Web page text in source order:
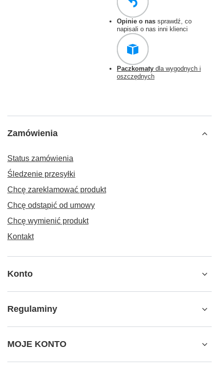
Opinie o nas sprawdź, co
napisali o nas inni klienci
Paczkomaty dla wygodnych i
oszczędnych
Zamówienia
Status zamówienia
Śledzenie przesyłki
Chcę zareklamować produkt
Chcę odstąpić od umowy
Chcę wymienić produkt
Kontakt
Konto
Regulaminy
MOJE KONTO